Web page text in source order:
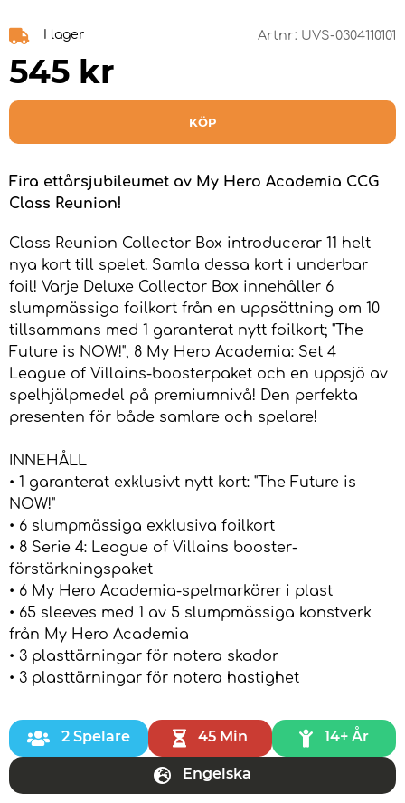
I lager Artnr: UVS-0304110101
545 kr
KÖP
Fira ettårsjubileumet av My Hero Academia CCG
Class Reunion!
Class Reunion Collector Box introducerar 11 helt
nya kort till spelet. Samla dessa kort i underbar
foil! Varje Deluxe Collector Box innehåller 6
slumpmässiga foilkort från en uppsättning om 10
tillsammans med 1 garanterat nytt foilkort; "The
Future is NOW!", 8 My Hero Academia: Set 4
League of Villains-boosterpaket och en uppsjö av
spelhjälpmedel på premiumnivå! Den perfekta
presenten för både samlare och spelare!
INNEHÅLL
• 1 garanterat exklusivt nytt kort: "The Future is
NOW!"
• 6 slumpmässiga exklusiva foilkort
• 8 Serie 4: League of Villains booster-
förstärkningspaket
• 6 My Hero Academia-spelmarkörer i plast
• 65 sleeves med 1 av 5 slumpmässiga konstverk
från My Hero Academia
• 3 plasttärningar för notera skador
• 3 plasttärningar för notera hastighet
2 Spelare 45 Min 14+ År
Engelska